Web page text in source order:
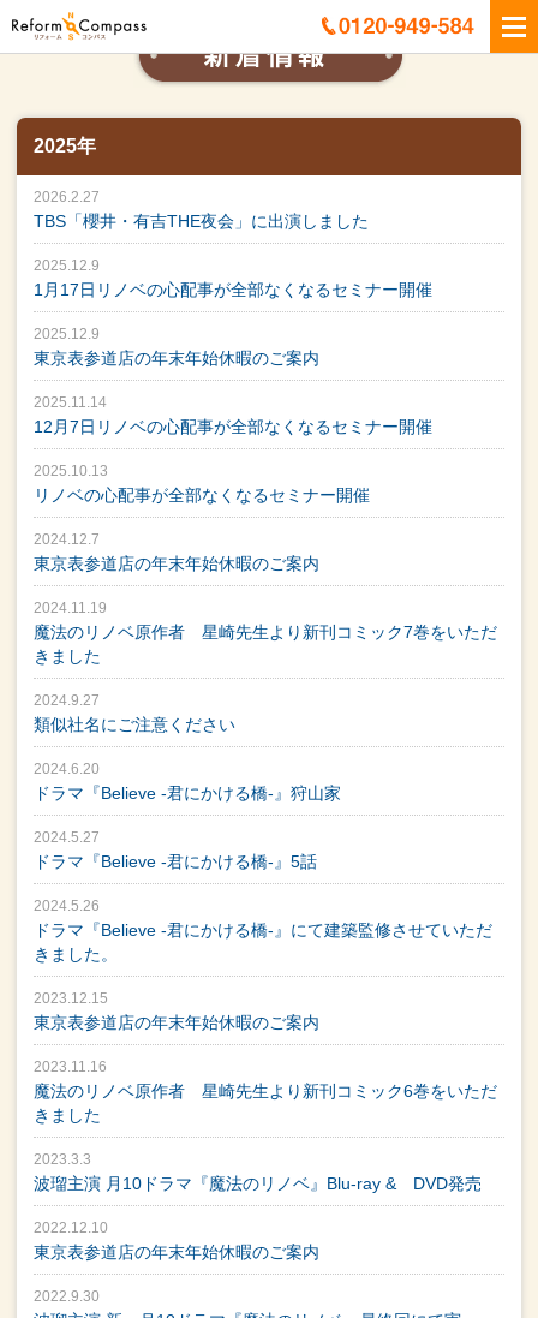
2025年
2026.2.27
TBS「櫻井・有吉THE夜会」に出演しました
2025.12.9
1月17日リノベの心配事が全部なくなるセミナー開催
2025.12.9
東京表参道店の年末年始休暇のご案内
2025.11.14
12月7日リノベの心配事が全部なくなるセミナー開催
2025.10.13
リノベの心配事が全部なくなるセミナー開催
2024.12.7
東京表参道店の年末年始休暇のご案内
2024.11.19
魔法のリノベ原作者 星崎先生より新刊コミック7巻をいただ
きました
2024.9.27
類似社名にご注意ください
2024.6.20
ドラマ『Believe -君にかける橋-』狩山家
2024.5.27
ドラマ『Believe -君にかける橋-』5話
2024.5.26
ドラマ『Believe -君にかける橋-』にて建築監修させていただ
きました。
2023.12.15
東京表参道店の年末年始休暇のご案内
2023.11.16
魔法のリノベ原作者 星崎先生より新刊コミック6巻をいただ
きました
2023.3.3
波瑠主演 月10ドラマ『魔法のリノベ』Blu-ray & DVD発売
2022.12.10
東京表参道店の年末年始休暇のご案内
2022.9.30